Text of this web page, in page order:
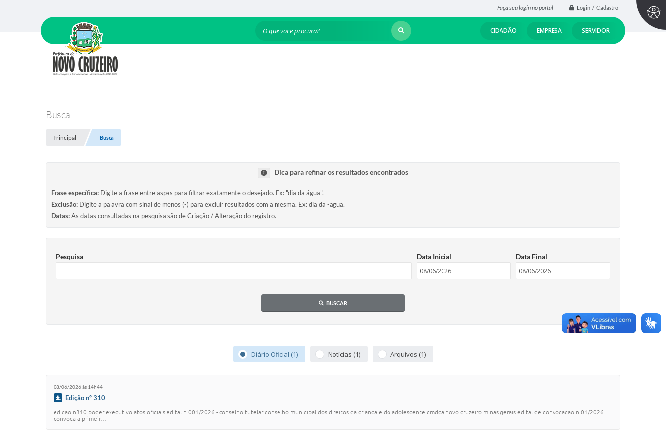
Faça seu login no portal Login / Cadastro
O que voce procura? CIDADÃO EMPRESA SERVIDOR
Busca
Principal Busca
Dica para refinar os resultados encontrados
Frase específica: Digite a frase entre aspas para filtrar exatamente o desejado. Ex: "dia da água".
Exclusão: Digite a palavra com sinal de menos (-) para excluir resultados com a mesma. Ex: dia da -agua.
Datas:As datas consultadas na pesquisa são de Criação / Alteração do registro.
Pesquisa Data Inicial Data Final
BUSCAR
Diário Oficial (1) Notícias (1) Arquivos (1)
08/06/2026 às 14h44
Edição nº 310
edicao n310 poder executivo atos oficiais edital n 001/2026 - conselho tutelar conselho municipal dos direitos da crianca e do adolescente cmdca novo cruzeiro minas gerais edital de convocacao n 01/2026
convoca a primeir…